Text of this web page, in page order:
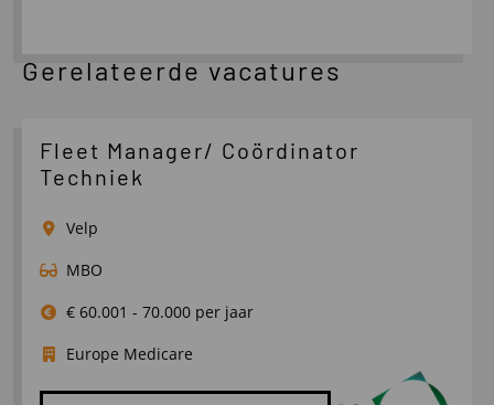
Gerelateerde vacatures
Fleet Manager/ Coördinator
Techniek
Velp
MBO
€ 60.001 - 70.000 per jaar
Europe Medicare